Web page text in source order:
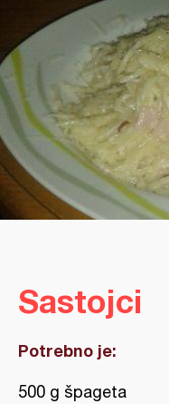
Sastojci
Potrebno je:
500 g špageta